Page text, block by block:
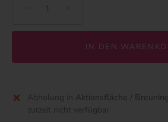
−
IN DEN
Abholung in Aktionsfläche /
zurzeit nicht verfügbar